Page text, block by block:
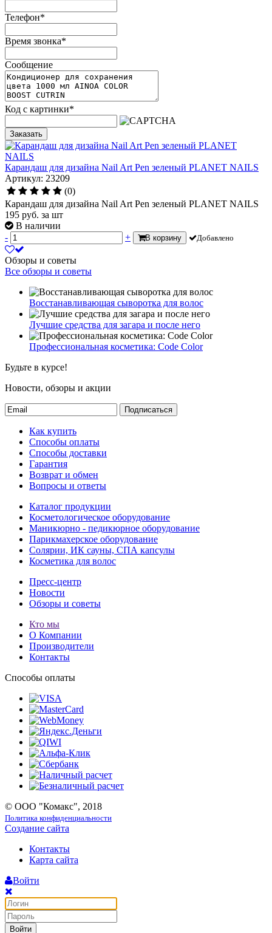
Телефон*
Время звонка*
Сообщение
Код с картинки*
Заказать
Карандаш для дизайна Nail Art Pen зеленый PLANET NAILS
Артикул: 23209
(0)
Карандаш для дизайна Nail Art Pen зеленый PLANET NAILS
195 руб. за шт
В наличии
-
+ В корзину Добавлено
Обзоры и советы
Все обзоры и советы
Восстанавливающая сыворотка для волос
Лучшие средства для загара и после него
Профессиональная косметика: Code Color
Будьте в курсе!
Новости, обзоры и акции
Подписаться
Как купить
Способы оплаты
Способы доставки
Гарантия
Возврат и обмен
Вопросы и ответы
Каталог продукции
Косметологическое оборудование
Маникюрно - педикюрное оборудование
Парикмахерское оборудование
Солярии, ИК сауны, СПА капсулы
Косметика для волос
Пресс-центр
Новости
Обзоры и советы
Кто мы
О Компании
Производители
Контакты
Способы оплаты
© ООО "Комакс", 2018
Политика конфиденциальности
Создание сайта
Контакты
Карта сайта
Войти
Войти